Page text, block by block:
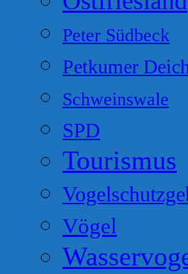
Peter Südbeck
Petkumer
Schweinswale
SPD
Tourismus
Vögel